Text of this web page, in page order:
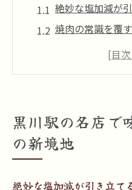
絶妙な塩加減が
焼肉の常識を覆
黒川駅で発見す
時
絶品塩ヒレが魅力黒
黒川駅の名店で
の新境地
絶妙な塩加減が引き立て